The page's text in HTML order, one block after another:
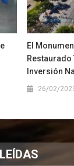
El
Restaurado
Inversión
26/02/